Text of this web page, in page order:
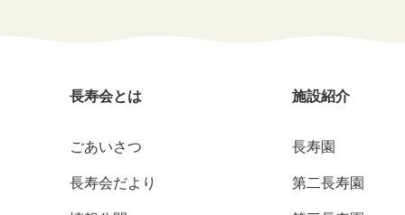
長寿会とは
ごあいさつ
長寿会だより
施設紹介
長寿園
第二長寿園